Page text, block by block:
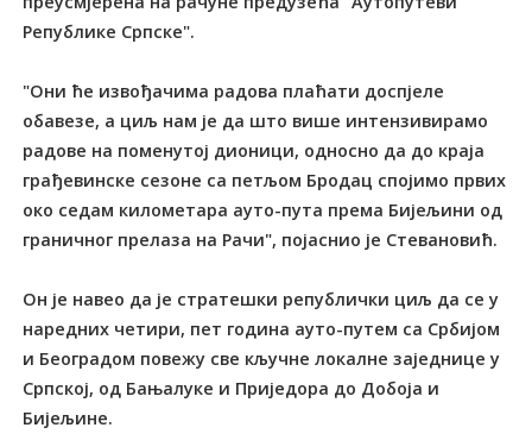
Републике Српске".
"Они ће извођачима радова плаћати доспјеле
обавезе, а циљ нам је да што више интензивирамо
радове на поменутој дионици, односно да до краја
грађевинске сезоне са петљом Бродац спојимо првих
око седам километара ауто-пута према Бијељини од
граничног прелаза на Рачи", појаснио је Стевановић.
Он је навео да је стратешки републички циљ да се у
наредних четири, пет година ауто-путем са Србијом
и Београдом повежу све кључне локалне заједнице у
Српској, од Бањалуке и Приједора до Добоја и
Бијељине.